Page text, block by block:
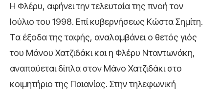
Η Φλέρυ, αφήνει την τελευταία της πνοή τον
Ιούλιο του 1998. Επί κυβερνήσεως Κώστα Σημίτη.
Τα έξοδα της ταφής, αναλαμβάνει ο θετός γιός
του Μάνου Χατζιδάκι και η Φλέρυ Νταντωνάκη,
αναπαύεται δίπλα στον Μάνο Χατζιδάκι στο
κοιμητήριο της Παιανίας. Στην τηλεφωνική